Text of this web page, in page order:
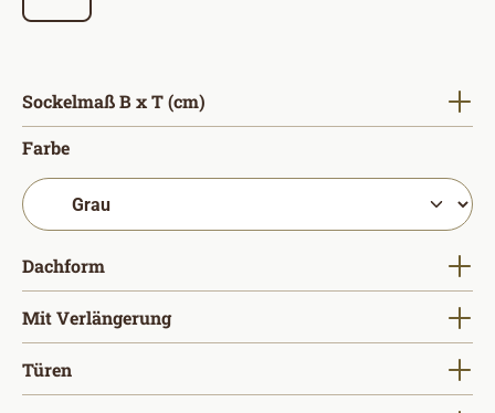
Sockelmaß B x T (cm)
Farbeauswählen
Dachform
Mit Verlängerungauswählen
Türen